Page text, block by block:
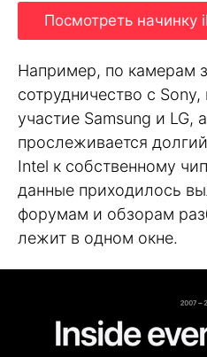
Посмотреть начинку
Например, по камерам
сотрудничество с
участие Samsung и LG,
прослеживается
Intel к собственному
данные приходилось
форумам и обзорам
лежит в одном окне.